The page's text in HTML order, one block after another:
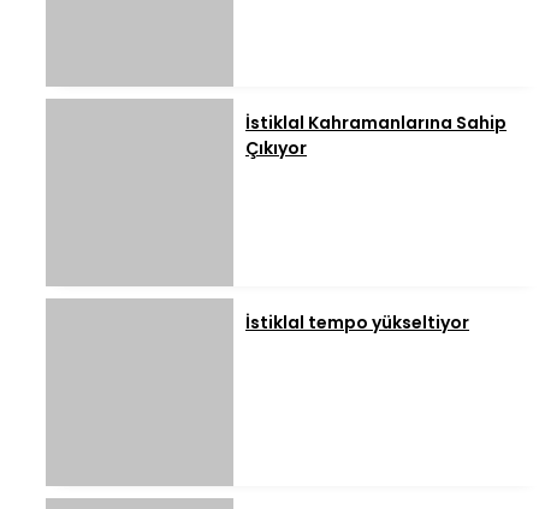
İstiklal Kahramanlarına Sahip
Çıkıyor
İstiklal tempo yükseltiyor